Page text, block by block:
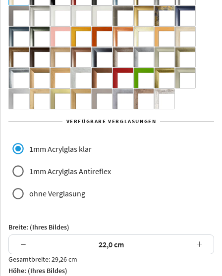
Rahmenloser
Aluminium
Yukon Alaska
Jersey Dauphine
Arran Luzern
VERFÜGBARE VERGLASUNGEN
1mm Acrylglas klar
1mm Acrylglas Antireflex
ohne Verglasung
Breite: (Ihres Bildes)
− +
Gesamtbreite: 29,26 cm
Höhe: (Ihres Bildes)